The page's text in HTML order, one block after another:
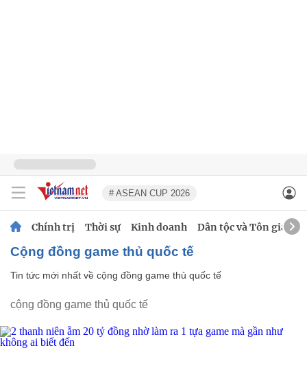
# ASEAN CUP 2026
Chính trị Thời sự Kinh doanh Dân tộc và Tôn giáo
cộng đồng game thủ quốc tế
Tin tức mới nhất về cộng đồng game thủ quốc tế
cộng đồng game thủ quốc tế